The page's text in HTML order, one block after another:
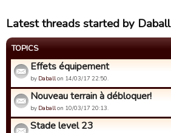
Latest threads started by Daball
TOPICS
Effets équipement
by Daballon 14/03/17 22:50.
Nouveau terrain à débloquer!
by Daballon 10/03/17 20:13.
Stade level 23